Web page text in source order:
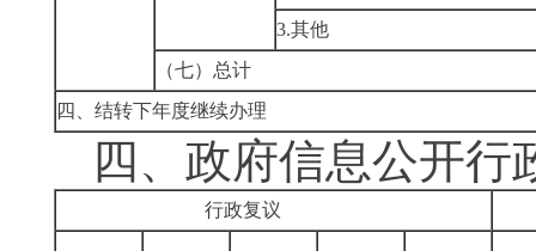
3.其他
（七）总计
四、结转下年度继续办理
四、政府信息公开
行政复议